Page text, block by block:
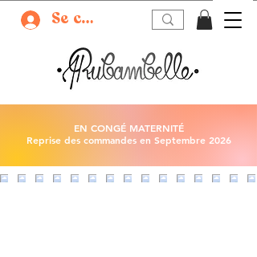
Se connecter
EN CONGÉ MATERNITÉ
Reprise des commandes en Septembre 2026